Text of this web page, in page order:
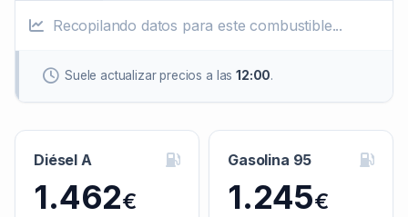
Recopilando datos para este combustible...
Suele actualizar precios a las12:00.
Diésel A
1.462€
Gasolina 95
1.245€